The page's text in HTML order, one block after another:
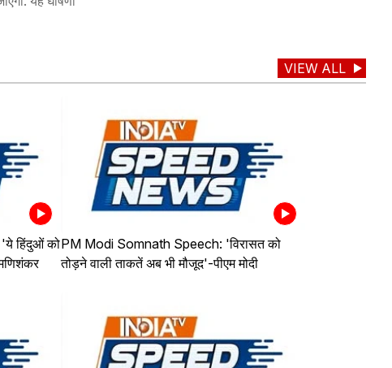
VIEW ALL
हिंदुओं कोPM Modi Somnath Speech: 'विरासत को
तोड़ने वाली ताकतें अब भी मौजूद'-पीएम मोदी